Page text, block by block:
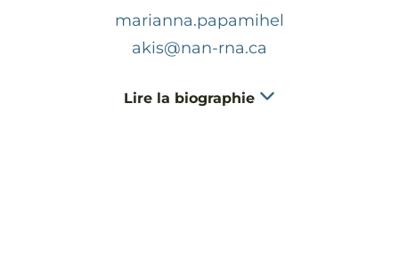
marianna.papamihel
akis@nan-rna.ca
Lire la biographie